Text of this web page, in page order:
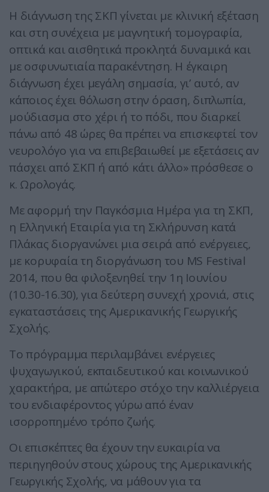
Η διάγνωση της ΣΚΠ γίνεται με κλινική εξέταση
και στη συνέχεια με μαγνητική τομογραφία,
οπτικά και αισθητικά προκλητά δυναμικά και
με οσφυνωτιαία παρακέντηση. Η έγκαιρη
διάγνωση έχει μεγάλη σημασία, γι’ αυτό, αν
κάποιος έχει θόλωση στην όραση, διπλωπία,
μούδιασμα στο χέρι ή το πόδι, που διαρκεί
πάνω από 48 ώρες θα πρέπει να επισκεφτεί τον
νευρολόγο για να επιβεβαιωθεί με εξετάσεις αν
πάσχει από ΣΚΠ ή από κάτι άλλο» πρόσθεσε ο
κ. Ωρολογάς.
Με αφορμή την Παγκόσμια Ημέρα για τη ΣΚΠ,
η Ελληνική Εταιρία για τη Σκλήρυνση κατά
Πλάκας διοργανώνει μια σειρά από ενέργειες,
με κορυφαία τη διοργάνωση του MS Festival
2014, που θα φιλοξενηθεί την 1η Ιουνίου
(10.30-16.30), για δεύτερη συνεχή χρονιά, στις
εγκαταστάσεις της Αμερικανικής Γεωργικής
Σχολής.
Το πρόγραμμα περιλαμβάνει ενέργειες
ψυχαγωγικού, εκπαιδευτικού και κοινωνικού
χαρακτήρα, με απώτερο στόχο την καλλιέργεια
του ενδιαφέροντος γύρω από έναν
ισορροπημένο τρόπο ζωής.
Οι επισκέπτες θα έχουν την ευκαιρία να
περιηγηθούν στους χώρους της Αμερικανικής
Γεωργικής Σχολής, να μάθουν για τα